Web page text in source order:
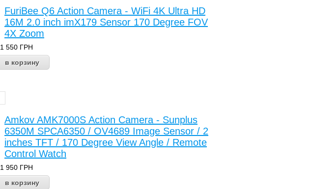
FuriBee Q6 Action Camera - WiFi 4K Ultra HD
16M 2.0 inch imX179 Sensor 170 Degree FOV
4X Zoom
1 550 ГРН
Amkov AMK7000S Action Camera - Sunplus
6350M SPCA6350 / OV4689 Image Sensor / 2
inches TFT / 170 Degree View Angle / Remote
Control Watch
1 950 ГРН